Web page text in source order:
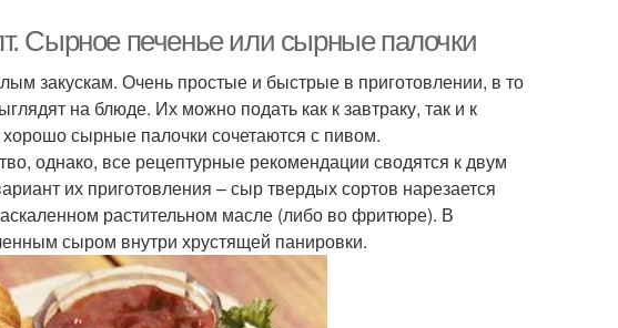
Сырное печенье или сырные палочки
закускам. Очень простые и быстрые в приготовлении, в то
на блюде. Их можно подать как к завтраку, так и к
хорошо сырные палочки сочетаются с пивом.
однако, все рецептурные рекомендации сводятся к двум
их приготовления – сыр твердых сортов нарезается
растительном масле (либо во фритюре). В
сыром внутри хрустящей панировки.